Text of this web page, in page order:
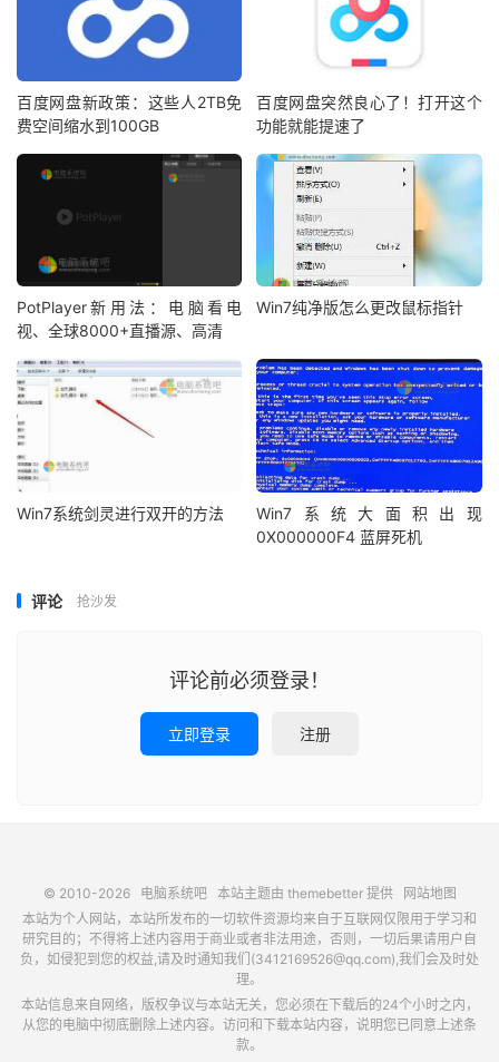
百度网盘新政策：这些人2TB免
费空间缩水到100GB
百度网盘突然良心了！打开这个
功能就能提速了
PotPlayer新用法：电脑看电
视、全球8000+直播源、高清
Win7纯净版怎么更改鼠标指针
Win7系统剑灵进行双开的方法
Win7系统大面积出现
0X000000F4 蓝屏死机
评论 抢沙发
评论前必须登录！
立即登录 注册
© 2010-2026 电脑系统吧本站主题由 themebetter提供
网站地图
本站为个人网站，本站所发布的一切软件资源均来自于互联网仅限用于学习和
研究目的；不得将上述内容用于商业或者非法用途，否则，一切后果请用户自
负，如侵犯到您的权益,请及时通知我们(3412169526@qq.com),我们会及时处
理。
本站信息来自网络，版权争议与本站无关，您必须在下载后的24个小时之内，
从您的电脑中彻底删除上述内容。访问和下载本站内容，说明您已同意上述条
款。